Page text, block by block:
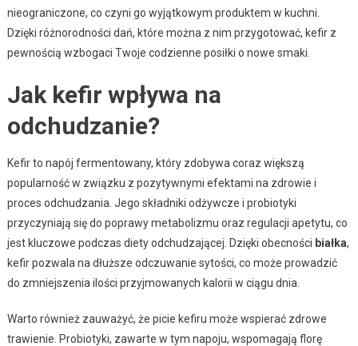
nieograniczone, co czyni go wyjątkowym produktem w kuchni.
Dzięki różnorodności dań, które można z nim przygotować, kefir z
pewnością wzbogaci Twoje codzienne posiłki o nowe smaki.
Jak kefir wpływa na
odchudzanie?
Kefir to napój fermentowany, który zdobywa coraz większą
popularność w związku z pozytywnymi efektami na zdrowie i
proces odchudzania. Jego składniki odżywcze i probiotyki
przyczyniają się do poprawy metabolizmu oraz regulacji apetytu, co
jest kluczowe podczas diety odchudzającej. Dzięki obecności białka,
kefir pozwala na dłuższe odczuwanie sytości, co może prowadzić
do zmniejszenia ilości przyjmowanych kalorii w ciągu dnia.
Warto również zauważyć, że picie kefiru może wspierać zdrowe
trawienie. Probiotyki, zawarte w tym napoju, wspomagają florę